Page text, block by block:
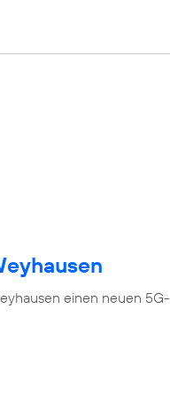
einen neuen 5G-